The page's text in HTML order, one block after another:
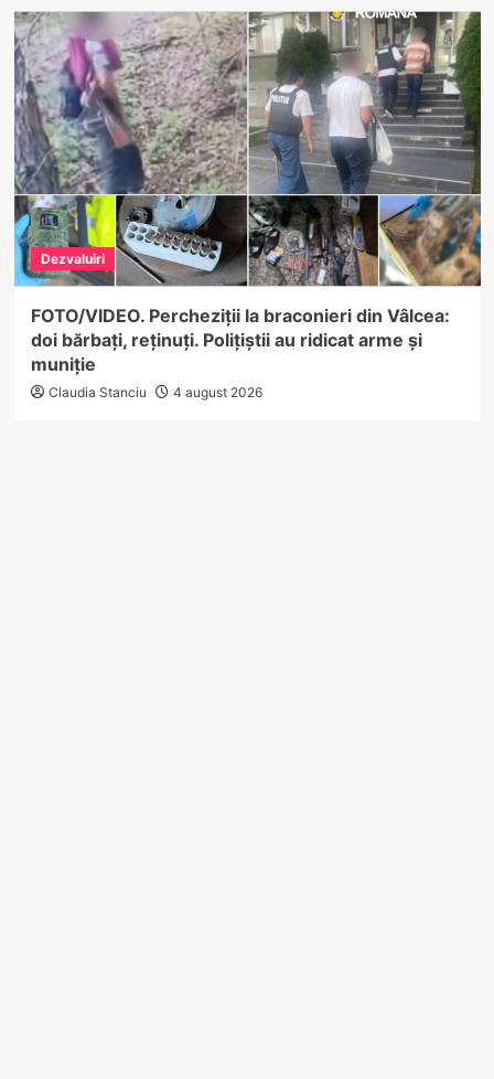
Dezvaluiri
FOTO/VIDEO. Percheziții la braconieri din Vâlcea:
doi bărbați, reținuți. Polițiștii au ridicat arme și
muniție
Claudia Stanciu 4 august 2026